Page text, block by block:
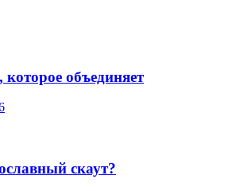
объединяет
скаут?